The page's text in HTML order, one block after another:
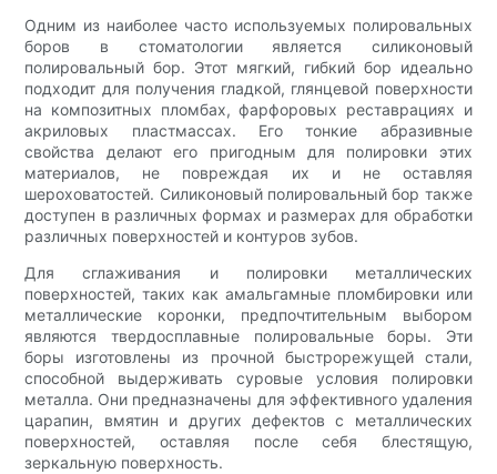
Одним из наиболее часто используемых полировальных
боров в стоматологии является силиконовый
полировальный бор. Этот мягкий, гибкий бор идеально
подходит для получения гладкой, глянцевой поверхности
на композитных пломбах, фарфоровых реставрациях и
акриловых пластмассах. Его тонкие абразивные
свойства делают его пригодным для полировки этих
материалов, не повреждая их и не оставляя
шероховатостей. Силиконовый полировальный бор также
доступен в различных формах и размерах для обработки
различных поверхностей и контуров зубов.
Для сглаживания и полировки металлических
поверхностей, таких как амальгамные пломбировки или
металлические коронки, предпочтительным выбором
являются твердосплавные полировальные боры. Эти
боры изготовлены из прочной быстрорежущей стали,
способной выдерживать суровые условия полировки
металла. Они предназначены для эффективного удаления
царапин, вмятин и других дефектов с металлических
поверхностей, оставляя после себя блестящую,
зеркальную поверхность.